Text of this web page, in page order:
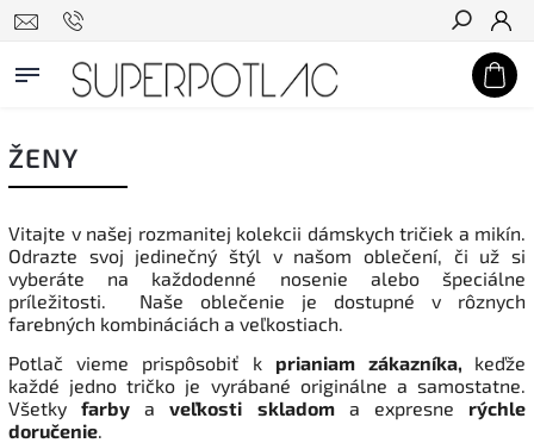
Hľadať
ŽENY
Vitajte v našej rozmanitej kolekcii dámskych tričiek a mikín.
Odrazte svoj jedinečný štýl v našom oblečení, či už si
vyberáte na každodenné nosenie alebo špeciálne
príležitosti. Naše oblečenie je dostupné v rôznych
farebných kombináciách a veľkostiach.
Potlač vieme prispôsobiť k prianiam zákazníka, keďže
každé jedno tričko je vyrábané originálne a samostatne.
Všetkyfarby aveľkosti skladoma expresne rýchle
doručenie.